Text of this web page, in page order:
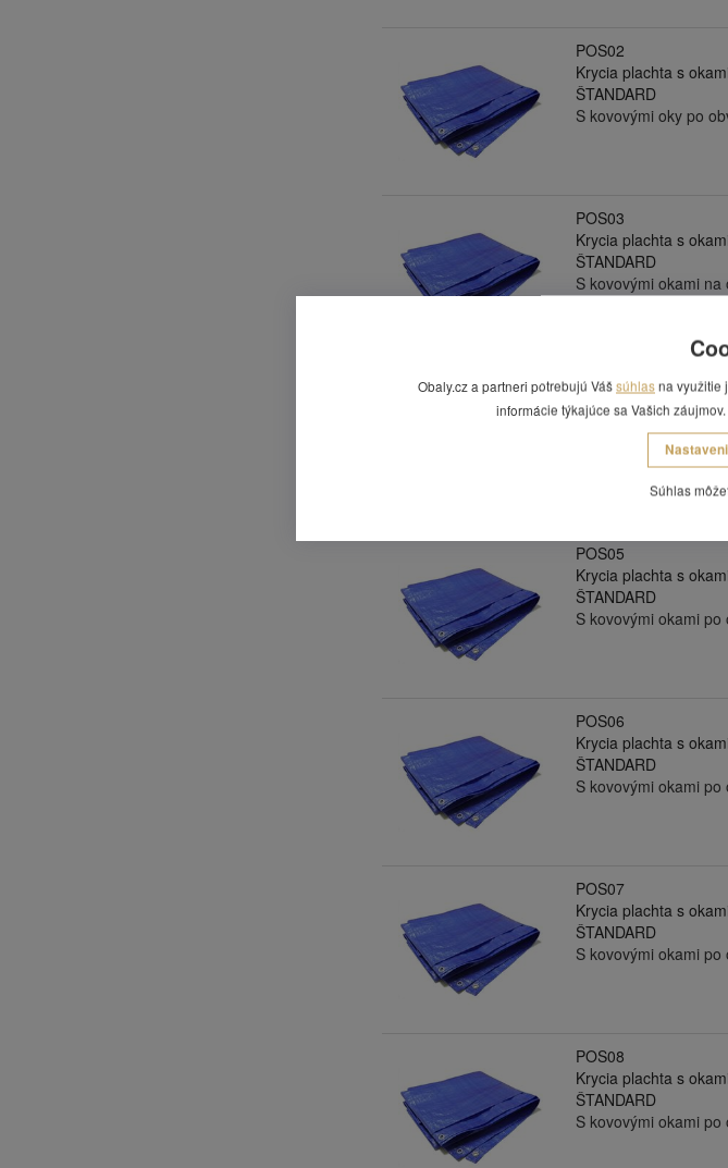
POS02
Krycia plachta s
ŠTANDARD
S kovovými oky po
POS03
Krycia plachta s
ŠTANDARD
S kovovými okami
POS04
Krycia plachta s
ŠTANDARD
S kovovými okami
POS05
Krycia plachta s
ŠTANDARD
S kovovými okami
POS06
Krycia plachta s
ŠTANDARD
S kovovými okami
POS07
Krycia plachta s
ŠTANDARD
S kovovými okami
POS08
Krycia plachta s
ŠTANDARD
S kovovými okami
Obaly.cz a partneri potrebujú Vášsúhlasna využitie
informácie týkajúce sa Vašich
Súhlas